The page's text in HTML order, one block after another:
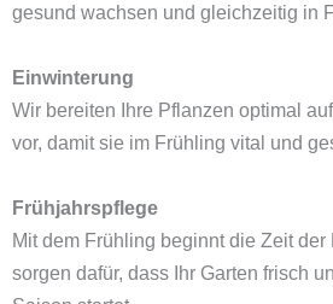
gesund wachsen und gleichzeitig in
Einwinterung
Wir bereiten Ihre Pflanzen optimal
vor, damit sie im Frühling vital und
Frühjahrspflege
Mit dem Frühling beginnt die Zeit der
sorgen dafür, dass Ihr Garten frisch